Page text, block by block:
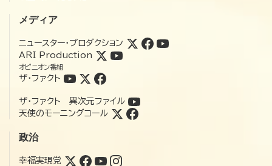
メディア
ニュースター・プロダクション
ARI Production
オピニオン番組
ザ・ファクト
ザ・ファクト 異次元ファイル
天使のモーニングコール
政治
幸福実現党